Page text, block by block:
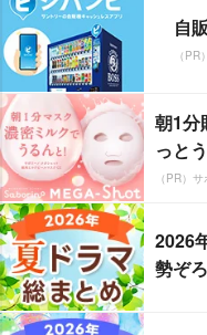
自
（
朝1分
っと
（PR）
2026
勢ぞ